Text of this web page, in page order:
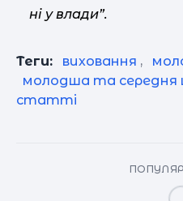
ні у влади”.
Теги: виховання ,
молодша та середня
статті